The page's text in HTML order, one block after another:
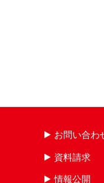
お問い合わ
資料請求
情報公開